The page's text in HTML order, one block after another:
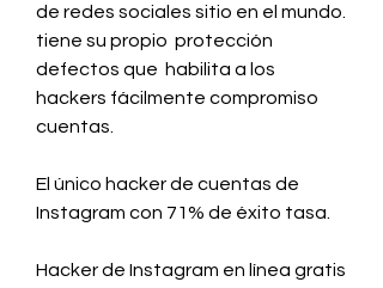
de redes sociales sitio en el mundo.
tiene su propio  protección
defectos que  habilita a los
hackers fácilmente compromiso
cuentas.
El único hacker de cuentas de
Instagram con 71% de éxito tasa.
Hacker de Instagram en línea gratis